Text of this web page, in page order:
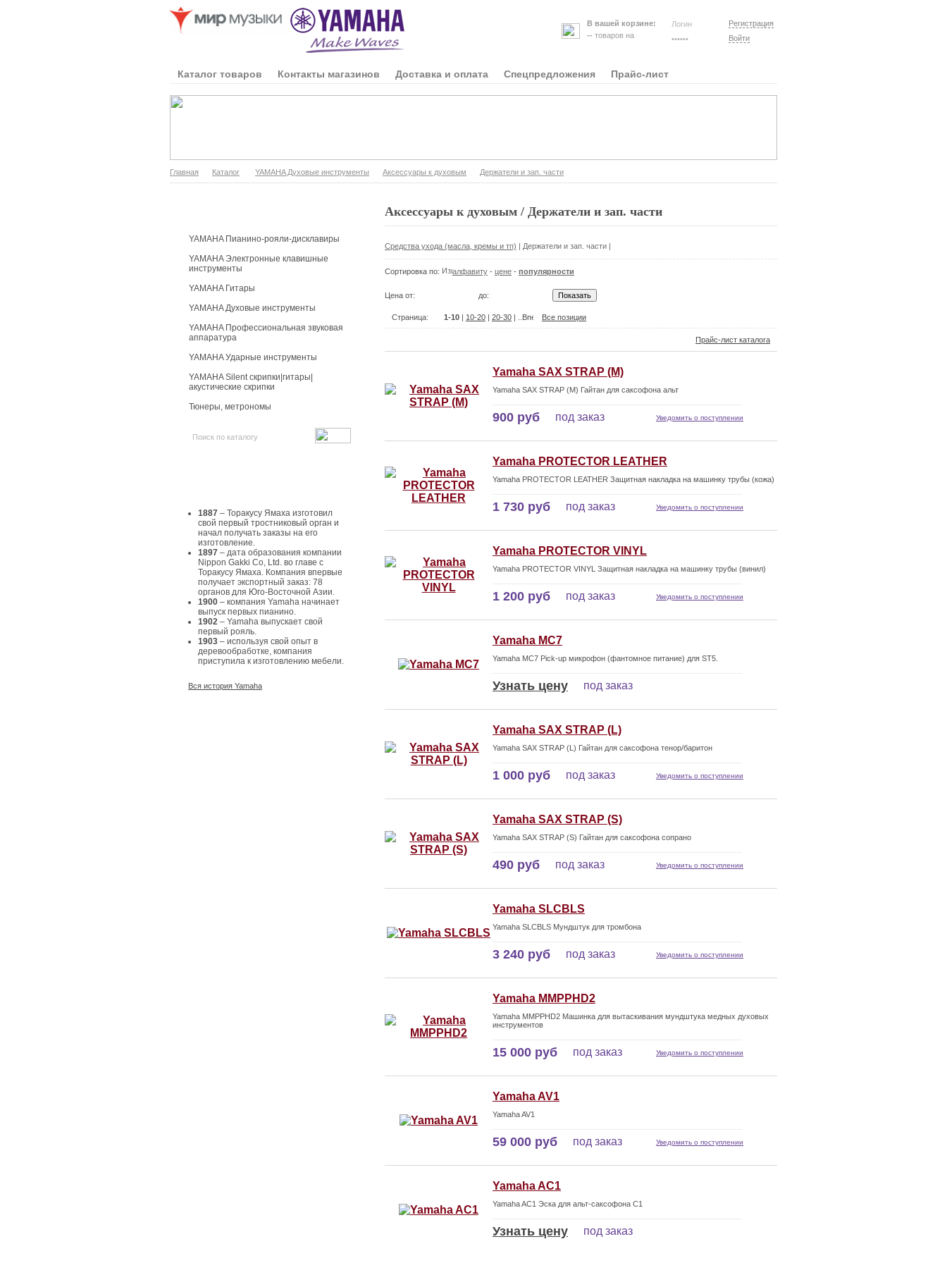
В вашей корзине:
-- товаров на
Регистрация
Войти
Каталог товаров Контакты магазинов Доставка и оплата Спецпредложения Прайс-лист
Главная Каталог YAMAHA Духовые инструменты Аксессуары к духовым Держатели и зап. части
YAMAHA Пианино-рояли-дисклавиры
YAMAHA Электронные клавишные
инструменты
YAMAHA Гитары
YAMAHA Духовые инструменты
YAMAHA Профессиональная звуковая
аппаратура
YAMAHA Ударные инструменты
YAMAHA Silent скрипки|гитары|
акустические скрипки
Тюнеры, метрономы
1887 – Торакусу Ямаха изготовил
свой первый тростниковый орган и
начал получать заказы на его
изготовление.
1897 – дата образования компании
Nippon Gakki Co, Ltd. во главе с
Торакусу Ямаха. Компания впервые
получает экспортный заказ: 78
органов для Юго-Восточной Азии.
1900 – компания Yamaha начинает
выпуск первых пианино.
1902 – Yamaha выпускает свой
первый рояль.
1903 – используя свой опыт в
деревообработке, компания
приступила к изготовлению мебели.
Вся история Yamaha
Аксессуары к духовым / Держатели и зап. части
Средства ухода (масла, кремы и тп) | Держатели и зап. части |
Сортировка по: алфавиту - цене - популярности
Цена от: до:
Страница: 1-10 10-20 20-30 | .. Все позиции
Прайс-лист каталога
Yamaha SAX STRAP (M)
Yamaha SAX STRAP (M) Гайтан для саксофона альт
900 руб под заказ Уведомить о поступлении
Yamaha PROTECTOR LEATHER
Yamaha PROTECTOR LEATHER Защитная накладка на машинку трубы (кожа)
1 730 руб под заказ Уведомить о поступлении
Yamaha PROTECTOR VINYL
Yamaha PROTECTOR VINYL Защитная накладка на машинку трубы (винил)
1 200 руб под заказ Уведомить о поступлении
Yamaha MC7
Yamaha MC7 Pick-up микрофон (фантомное питание) для ST5.
Узнать цену под заказ
Yamaha SAX STRAP (L)
Yamaha SAX STRAP (L) Гайтан для саксофона тенор/баритон
1 000 руб под заказ Уведомить о поступлении
Yamaha SAX STRAP (S)
Yamaha SAX STRAP (S) Гайтан для саксофона сопрано
490 руб под заказ Уведомить о поступлении
Yamaha SLCBLS
Yamaha SLCBLS Мундштук для тромбона
3 240 руб под заказ Уведомить о поступлении
Yamaha MMPPHD2
Yamaha MMPPHD2 Машинка для вытаскивания мундштука медных духовых
инструментов
15 000 руб под заказ Уведомить о поступлении
Yamaha AV1
Yamaha AV1
59 000 руб под заказ Уведомить о поступлении
Yamaha AC1
Yamaha AC1 Эска для альт-саксофона C1
Узнать цену под заказ